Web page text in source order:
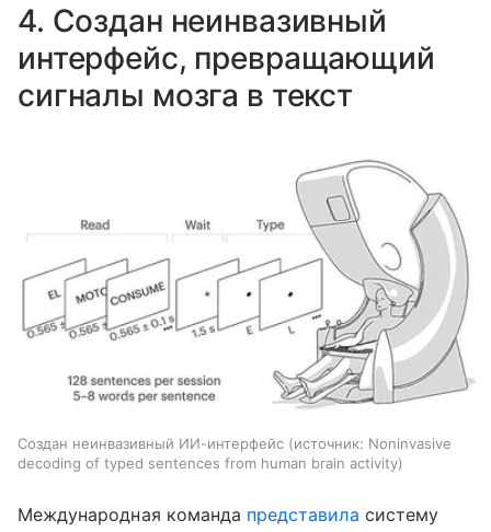
4. Создан неинвазивный
интерфейс, превращающий
сигналы мозга в текст
Создан неинвазивный ИИ-интерфейс источник: Noninvasive
decoding of typed sentences from human brain activity
Международная команда представила систему